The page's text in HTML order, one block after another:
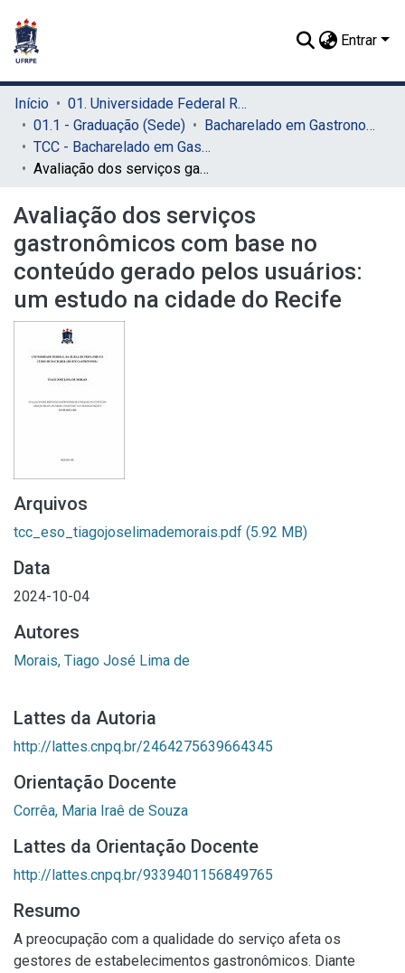
Entrar
Início
01. Universidade Federal Rural de Pernambuco - UFRPE (Sede)
01.1 - Graduação (Sede)
Bacharelado em Gastronomia (Sede)
TCC - Bacharelado em Gastronomia (Sede)
Avaliação dos serviços gastronômicos com base no conteúdo gerado pelos usuários: um estudo na cidade do Recife
Avaliação dos serviços
gastronômicos com base no
conteúdo gerado pelos usuários:
um estudo na cidade do Recife
Arquivos
tcc_eso_tiagojoselimademorais.pdf (5.92 MB)
Data
2024-10-04
Autores
Morais, Tiago José Lima de
Lattes da Autoria
http://lattes.cnpq.br/2464275639664345
Orientação Docente
Corrêa, Maria Iraê de Souza
Lattes da Orientação Docente
http://lattes.cnpq.br/9339401156849765
Resumo
A preocupação com a qualidade do serviço afeta os
gestores de estabelecimentos gastronômicos. Diante